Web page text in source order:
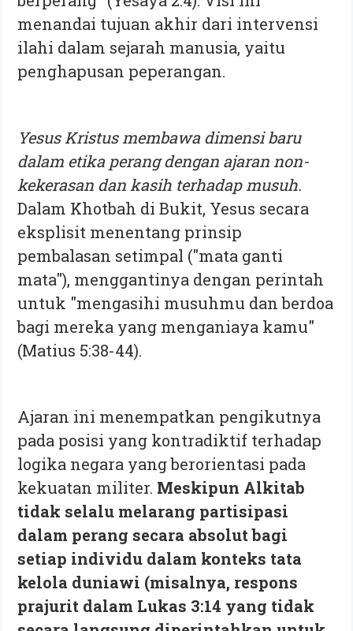
menandai tujuan akhir dari intervensi
ilahi dalam sejarah manusia, yaitu
penghapusan peperangan.
Yesus Kristus membawa dimensi baru
dalam etika perang dengan ajaran non-
kekerasan dan kasih terhadap musuh.
Dalam Khotbah di Bukit, Yesus secara
eksplisit menentang prinsip
pembalasan setimpal ("mata ganti
mata"), menggantinya dengan perintah
untuk "mengasihi musuhmu dan berdoa
bagi mereka yang menganiaya kamu"
(Matius 5:38-44).
Ajaran ini menempatkan pengikutnya
pada posisi yang kontradiktif terhadap
logika negara yang berorientasi pada
kekuatan militer. Meskipun Alkitab
tidak selalu melarang partisipasi
dalam perang secara absolut bagi
setiap individu dalam konteks tata
kelola duniawi (misalnya, respons
prajurit dalam Lukas 3:14 yang tidak